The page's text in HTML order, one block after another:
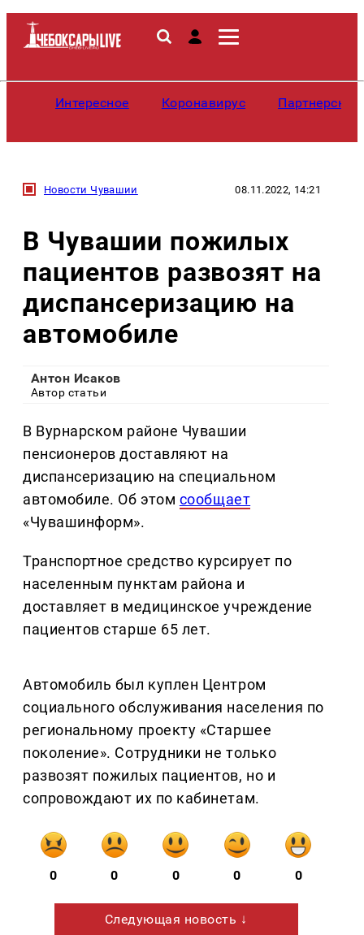
Интересное Коронавирус
Новости Чувашии 08.11.2022, 14:21
В Чувашии пожилых
пациентов развозят на
диспансеризацию на
автомобиле
Антон Исаков
Автор статьи
В Вурнарском районе Чувашии
пенсионеров доставляют на
диспансеризацию на специальном
автомобиле. Об этом сообщает
«Чувашинформ».
Транспортное средство курсирует по
населенным пунктам района и
доставляет в медицинское учреждение
пациентов старше 65 лет.
Автомобиль был куплен Центром
социального обслуживания населения по
региональному проекту «Старшее
поколение». Сотрудники не только
развозят пожилых пациентов, но и
сопровождают их по кабинетам.
0 0 0 0 0
Следующая новость ↓